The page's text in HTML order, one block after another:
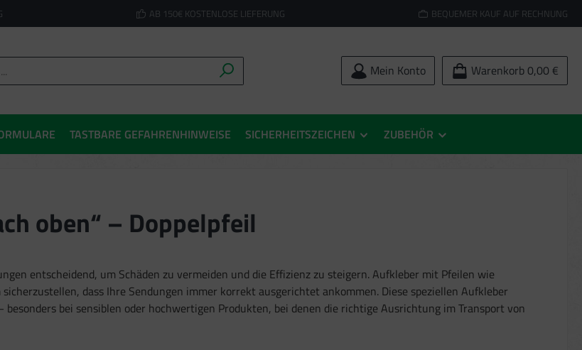
AB 150€ KOSTENLOSE LIEFERUNG BEQUEMER KAUF AUF RECHNUNG
Mein Konto Warenkorb 0,00 €
TASTBARE GEFAHRENHINWEISE SICHERHEITSZEICHEN ZUBEHÖR
oben“ – Doppelpfeil
entscheidend, um Schäden zu vermeiden und die Effizienz zu steigern. Aufkleber mit Pfeilen wie
dass Ihre Sendungen immer korrekt ausgerichtet ankommen. Diese speziellen Aufkleber
bei sensiblen oder hochwertigen Produkten, bei denen die richtige Ausrichtung im Transport von